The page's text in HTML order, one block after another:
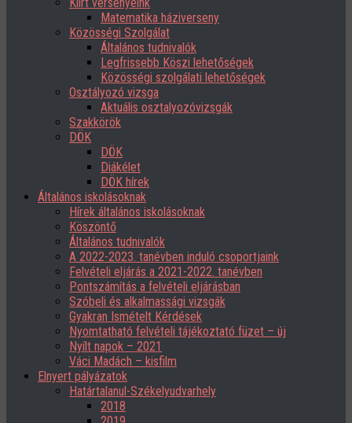
Matematika háziverseny
Közösségi Szolgálat
Általános tudnivalók
Legfrissebb Köszi lehetőségek
Közösségi szolgálati lehetőségek
Osztályozó vizsga
Aktuális osztalyozóvizsgák
Szakkörök
DÖK
DÖK
Diákélet
DÖK hírek
Általános iskolásoknak
Hírek általános iskolásoknak
Köszöntő
Általános tudnivalók
A 2022-2023. tanévben induló csoportjaink
Felvételi eljárás a 2021-2022. tanévben
Pontszámítás a felvételi eljárásban
Szóbeli és alkalmassági vizsgák
Gyakran Ismételt Kérdések
Nyomtatható felvételi tájékoztató füzet – új
Nyílt napok – 2021
Váci Madách – kisfilm
Elnyert pályázatok
Határtalanul-Székelyudvarhely
2018